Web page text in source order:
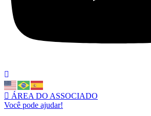
ÁREA DO ASSOCIADO
Você pode ajudar!